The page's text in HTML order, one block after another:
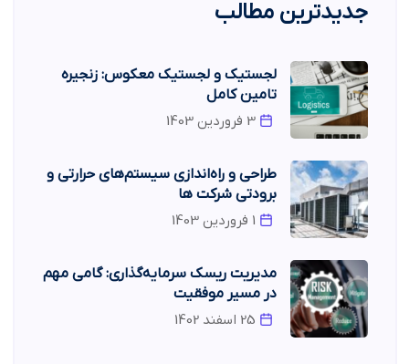
جدیدترین مطالب
لجستیک و لجستیک معکوس: زنجیره
تامین کامل
3 فروردین 1403
طراحی و راه‌اندازی سیستم‌های حرارتی و
برودتی شرکت ها
مدیریت ریسک سرمایه‌گذاری: گامی مهم
در مسیر موفقیت